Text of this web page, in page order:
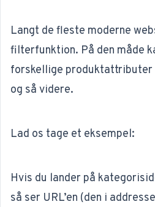
Langt de fleste moderne
filterfunktion. På den måde
forskellige
og så videre.
Lad os tage et eksempel:
Hvis du lander på
så ser URL’en (den i